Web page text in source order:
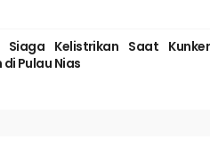
Siaga Kelistrikan Saat Kunker
Pulau Nias